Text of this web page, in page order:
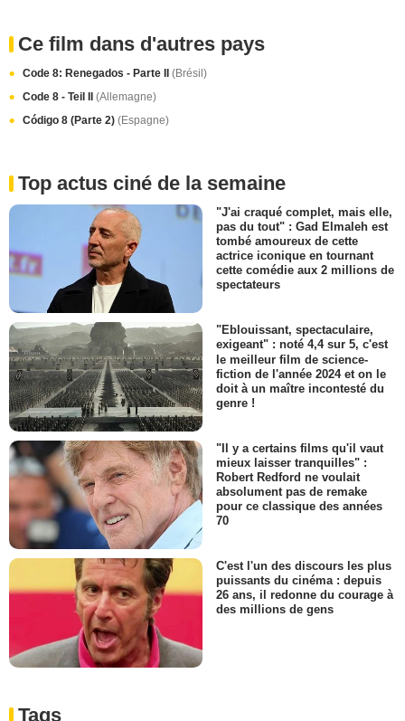
Ce film dans d'autres pays
Code 8: Renegados - Parte II (Brésil)
Code 8 - Teil II (Allemagne)
Código 8 (Parte 2) (Espagne)
Top actus ciné de la semaine
"J'ai craqué complet, mais elle,
pas du tout" : Gad Elmaleh est
tombé amoureux de cette
actrice iconique en tournant
cette comédie aux 2 millions de
spectateurs
"Eblouissant, spectaculaire,
exigeant" : noté 4,4 sur 5, c'est
le meilleur film de science-
fiction de l'année 2024 et on le
doit à un maître incontesté du
genre !
"Il y a certains films qu'il vaut
mieux laisser tranquilles" :
Robert Redford ne voulait
absolument pas de remake
pour ce classique des années
70
C'est l'un des discours les plus
puissants du cinéma : depuis
26 ans, il redonne du courage à
des millions de gens
Tags